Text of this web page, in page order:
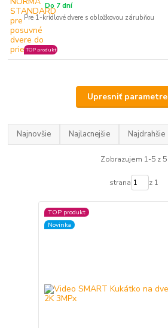
Pre 1-krídlové dvere s obložkovou zárubňou
Do 7 dní
TOP produkt
Upresniť parametre
Najnovšie Najlacnejšie Najdrahšie
Zobrazujem 1-5 z 5
strana z 1
TOP produkt
Novinka